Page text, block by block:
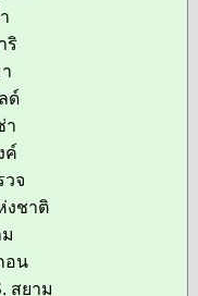
ริ
ด์
า
ค์
วจ
งชาติ
อน
สยาม